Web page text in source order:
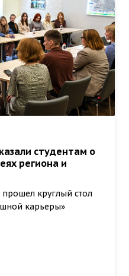
студентам о
региона и
прошел круглый стол
карьеры»